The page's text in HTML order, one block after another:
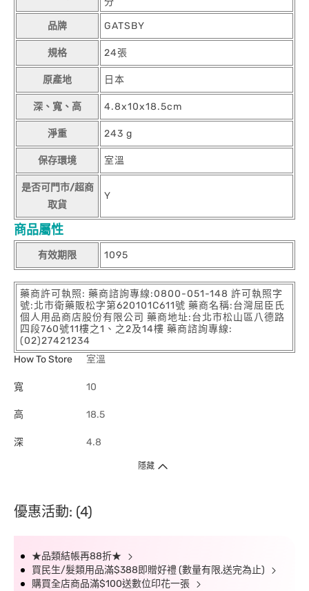
品牌 GATSBY
規格 24張
原產地 日本
深、寬、高 4.8x10x18.5cm
淨重 243 g
保存環境 室溫
是否可門市/超商
取貨
Y
商品屬性
有效期限 1095
藥商許可執照: 藥商諮詢專線:0800-051-148 許可執照字
號:北市衛藥販松字第620101C611號 藥商名稱:台灣屈臣氏
個人用品商店股份有限公司 藥商地址:台北市松山區八德路
四段760號11樓之1、之2及14樓 藥商諮詢專線:
(02)27421234
How To Store
室溫
寬 10
高 18.5
深 4.8
隱藏
優惠活動: (4)
★品類結帳再88折★
買民生/髮類用品滿$388即贈好禮 (數量有限,送完為止)
購買全店商品滿$100送數位印花一張